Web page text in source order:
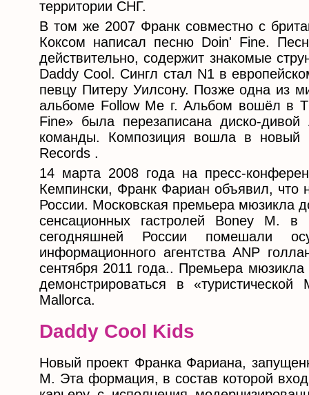
территории СНГ.
В том же 2007 Франк совместно с
Коксом написал песню Doin' Fine.
действительно, содержит знакомые
Daddy Cool. Сингл стал N1 в
певцу Питеру Уилсону. Позже одна из
альбоме Follow Me г. Альбом вошёл в
Fine» была перезаписана диско-
команды. Композиция вошла в новый
Records .
14 марта 2008 года на пресс-
Кемпински, Франк Фариан объявил, что
России. Московская премьера мюзикла
сенсационных гастролей Boney M. в
сегодняшней России помешали
информационного агентства ANP
сентября 2011 года.. Премьера
демонстрироваться в
Mallorca.
Daddy Cool Kids
Новый проект Франка Фариана,
M. Эта формация, в состав которой